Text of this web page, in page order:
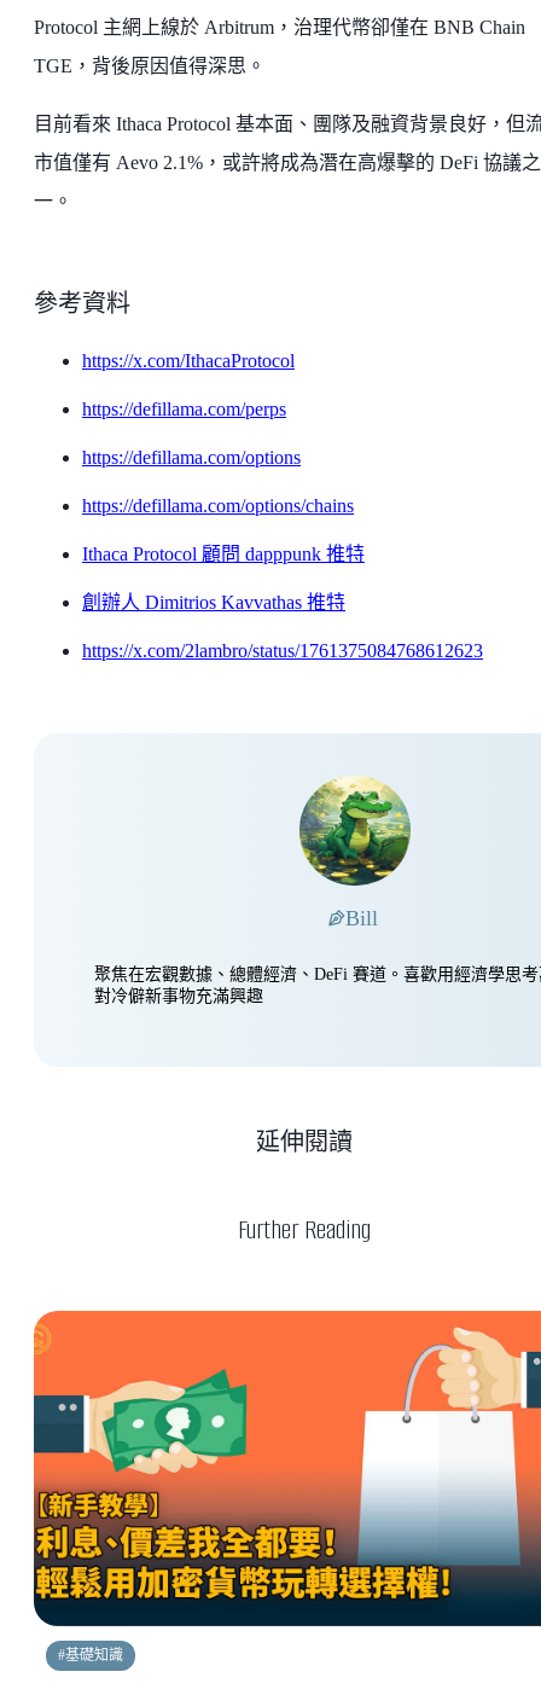
Protocol 主網上線於 Arbitrum，治理代幣卻僅在 BNB Chain
TGE，背後原因值得深思。
目前看來 Ithaca Protocol 基本面、團隊及融資背景良好，但
市值僅有 Aevo 2.1%，或許將成為潛在高爆擊的 DeFi 協議之
一。
參考資料
https://x.com/IthacaProtocol
https://defillama.com/perps
https://defillama.com/options
https://defillama.com/options/chains
Ithaca Protocol 顧問 dapppunk 推特
創辦人 Dimitrios Kavvathas 推特
https://x.com/2lambro/status/1761375084768612623
Bill
聚焦在宏觀數據、總體經濟、DeFi 賽道。喜歡用經濟學思
對冷僻新事物充滿興趣
Further Reading
延伸閱讀
#基礎知識